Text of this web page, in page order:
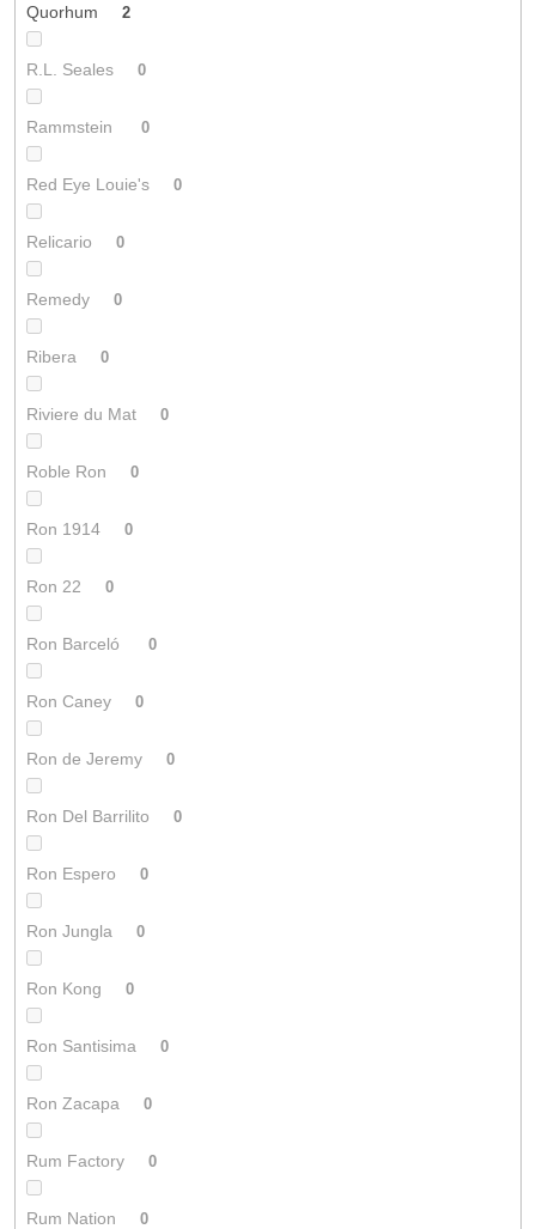
Quorhum 2
R.L. Seales 0
Rammstein 0
Red Eye Louie's 0
Relicario 0
Remedy 0
Ribera 0
Riviere du Mat 0
Roble Ron 0
Ron 1914 0
Ron 22 0
Ron Barceló 0
Ron Caney 0
Ron de Jeremy 0
Ron Del Barrilito 0
Ron Espero 0
Ron Jungla 0
Ron Kong 0
Ron Santisima 0
Ron Zacapa 0
Rum Factory 0
Rum Nation 0